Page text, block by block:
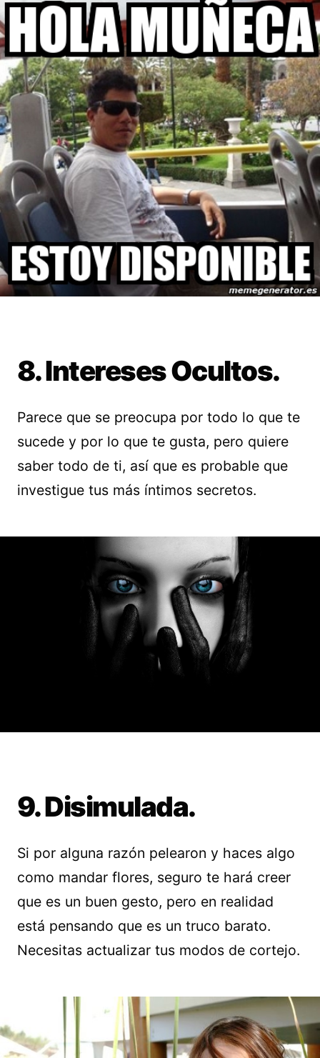
8. Intereses Ocultos.
Parece que se preocupa por todo lo que te
sucede y por lo que te gusta, pero quiere
saber todo de ti, así que es probable que
investigue tus más íntimos secretos.
9. Disimulada.
Si por alguna razón pelearon y haces algo
como mandar flores, seguro te hará creer
que es un buen gesto, pero en realidad
está pensando que es un truco barato.
Necesitas actualizar tus modos de cortejo.